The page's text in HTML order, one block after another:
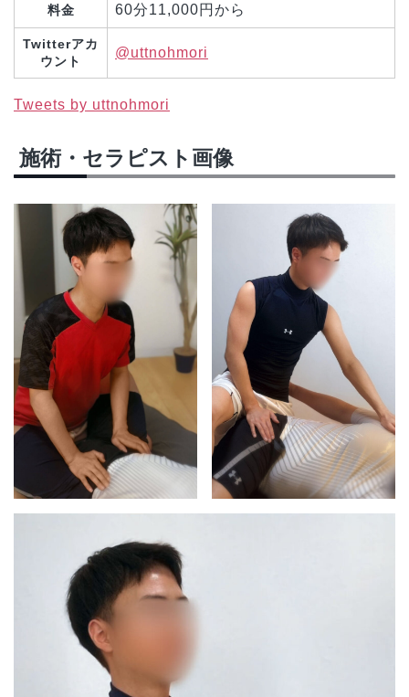
料金 60分11,000円から
Twitterアカ
ウント
@uttnohmori
Tweets by uttnohmori
施術・セラピスト画像